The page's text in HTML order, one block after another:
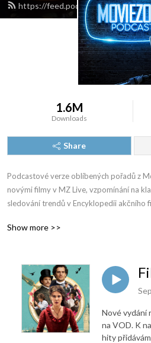
https://feed.podbean.com/
1.6M
Downloads
Share
Podcastové verze oblíbených pořadů z
novými filmy v MZ Live, vzpomínání na
sledování trendů v Encyklopedii akčního
Show more >>
Nové vydání
na VOD. K
hity